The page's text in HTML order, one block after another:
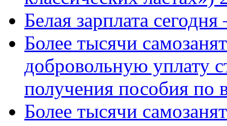
Белая зарплата
Более тысячи
добровольную уплату
получения пособия по
Более тысячи